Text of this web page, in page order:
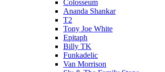
Colosseum
Ananda Shankar
T2
Tony Joe White
Epitaph
Billy TK
Funkadelic
Van Morrison